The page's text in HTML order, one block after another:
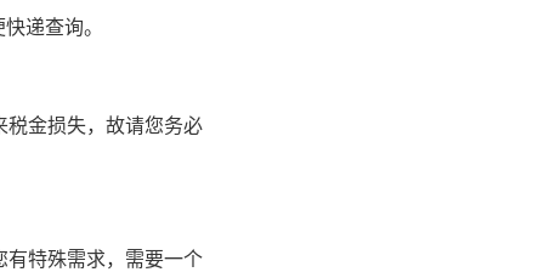
递查询。
金损失，故请您务必
有特殊需求，需要一个